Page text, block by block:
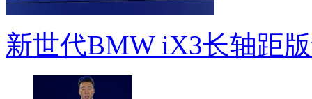
新世代BMW iX3长轴距